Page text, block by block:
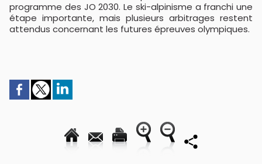
programme des JO 2030. Le ski-alpinisme a franchi une
étape importante, mais plusieurs arbitrages restent
attendus concernant les futures épreuves olympiques.